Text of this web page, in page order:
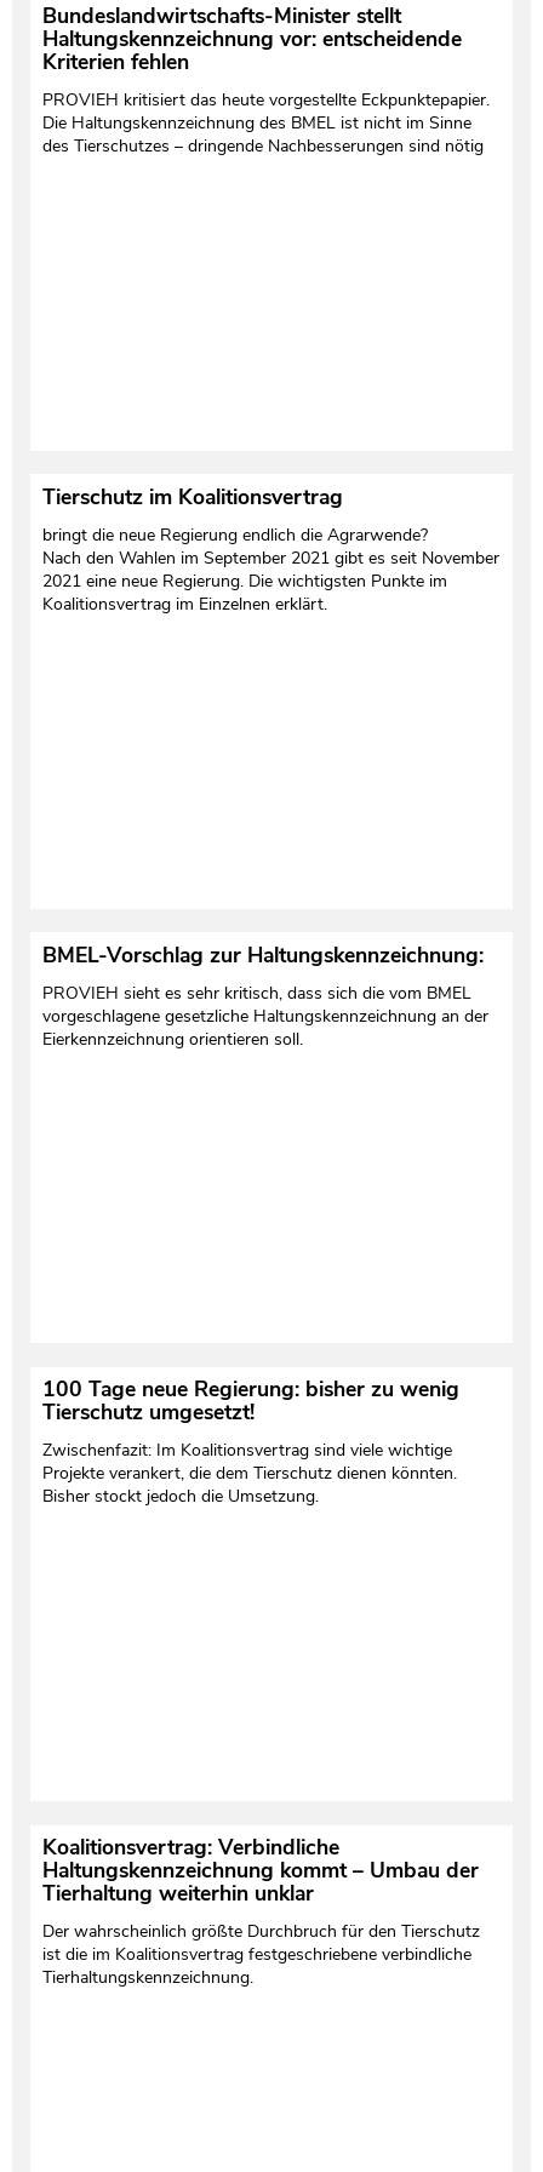
Bundeslandwirtschafts-Minister stellt
Haltungskennzeichnung vor: entscheidende
Kriterien fehlen
PROVIEH kritisiert das heute vorgestellte Eckpunktepapier.
Die Haltungskennzeichnung des BMEL ist nicht im Sinne
des Tierschutzes – dringende Nachbesserungen sind nötig
Tierschutz im Koalitionsvertrag
bringt die neue Regierung endlich die Agrarwende?
Nach den Wahlen im September 2021 gibt es seit November
2021 eine neue Regierung. Die wichtigsten Punkte im
Koalitionsvertrag im Einzelnen erklärt.
BMEL-Vorschlag zur Haltungskennzeichnung:
PROVIEH sieht es sehr kritisch, dass sich die vom BMEL
vorgeschlagene gesetzliche Haltungskennzeichnung an der
Eierkennzeichnung orientieren soll.
100 Tage neue Regierung: bisher zu wenig
Tierschutz umgesetzt!
Zwischenfazit: Im Koalitionsvertrag sind viele wichtige
Projekte verankert, die dem Tierschutz dienen könnten.
Bisher stockt jedoch die Umsetzung.
Koalitionsvertrag: Verbindliche
Haltungskennzeichnung kommt – Umbau der
Tierhaltung weiterhin unklar
Der wahrscheinlich größte Durchbruch für den Tierschutz
ist die im Koalitionsvertrag festgeschriebene verbindliche
Tierhaltungskennzeichnung.